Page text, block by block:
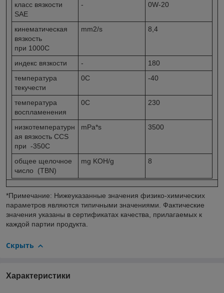
класс вязкости
SAE
- 0W-20
кинематическая
вязкость
при 1000C
mm2/s 8,4
индекс вязкости -
180
температура
текучести
0C -40
температура
воспламенения
0C 230
низкотемпературн
ая вязкость CCS
при -350C
mPa*s 3500
общее щелочное
число (TBN)
mg KOH/g 8
*Примечание: Нижеуказанные значения физико-химических
параметров являются типичными значениями. Фактические
значения указаны в сертификатах качества, прилагаемых к
каждой партии продукта.
Скрыть
Характеристики